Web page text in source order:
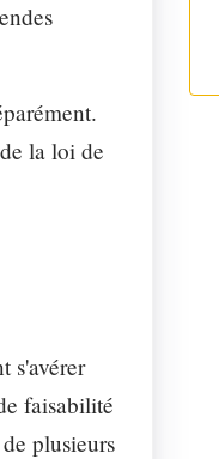
la loi de
s'avérer
faisabilité
plusieurs